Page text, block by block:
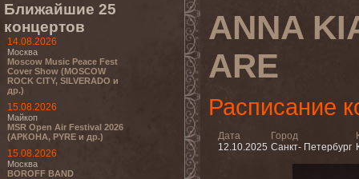
Ближайшие 25
концертов
14.08.2026
Москва
Moscow Music Peace Fest
Cover Show (MOSCOW
ROCK CITY, SILVERADO и
др.)
15.08.2026
Майкоп
MSR Open Air Festival 2026
(АРКОНА, PYRE и др.)
15.08.2026
Москва
BOROFF BAND
ANNA
ARE
Расписание
Дата
12.10.2025
Город
Санкт- Петербург